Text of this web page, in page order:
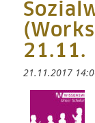
21.11.
21.11.2017